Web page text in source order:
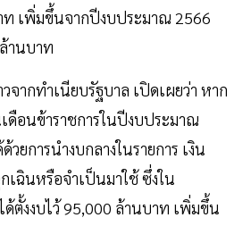
ท เพิ่มขึ้นจากปีงบประมาณ 2566
านบาท
จากทำเนียบรัฐบาล เปิดเผยว่า หาก
ดือนข้าราชการในปีงบประมาณ
ยการนำงบกลางในรายการ เงิน
เฉินหรือจำเป็นมาใช้ ซึ่งใน
ตั้งงบไว้ 95,000 ล้านบาท เพิ่มขึ้น